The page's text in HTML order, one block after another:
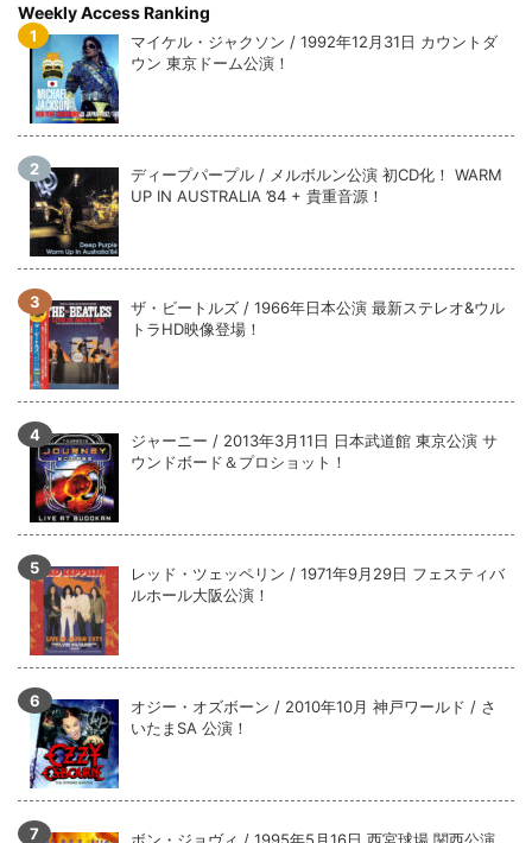
スコーピオンズ / 2024年6月15日 リスボン公演 FHD 完全収録！
*NEW RELEASE (最新約3ヶ月)
2024.6.20
マネスキン / 2024年6月9日 ドイツ ROCK AM RING 公演 FHD 完
全収録！
*NEW RELEASE (最新約3ヶ月)
2024.6.9
リアム・ギャラガー / 2024年6月1日 英国シェフィールド公演 完
全収録！
*NEW RELEASE (最新約3ヶ月)
メガデス / 2023年8月4日 ドイツ W.O.A. 公演 FHD 完全収録！
*NEW RELEASE (最新約3ヶ月)
2024.6.9
ユーライア・ヒープ / 2023年8月3日 ドイツ W.O.A. 公演 FHD 完
全収録！
*NEW RELEASE (最新約3ヶ月)
ジャーニー / 1979年5月8+9日 コロラド州 2公演 SBD 完全収録！
Weekly Access Ranking
マイケル・ジャクソン / 1992年12月31日 カウントダ
ウン 東京ドーム公演！
ディープパープル / メルボルン公演 初CD化！ WARM
UP IN AUSTRALIA ’84 + 貴重音源！
ザ・ビートルズ / 1966年日本公演 最新ステレオ&ウル
トラHD映像登場！
ジャーニー / 2013年3月11日 日本武道館 東京公演 サ
ウンドボード＆プロショット！
レッド・ツェッペリン / 1971年9月29日 フェスティバ
ルホール大阪公演！
オジー・オズボーン / 2010年10月 神戸ワールド / さ
いたまSA 公演！
ボン・ジョヴィ / 1995年5月16日 西宮球場 関西公演